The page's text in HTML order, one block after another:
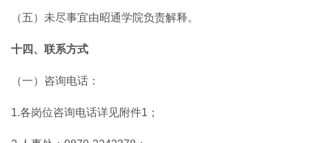
（五）未尽事宜由昭通学院负责解释。
十四、联系方式
（一）咨询电话：
1.各岗位咨询电话详见附件1；